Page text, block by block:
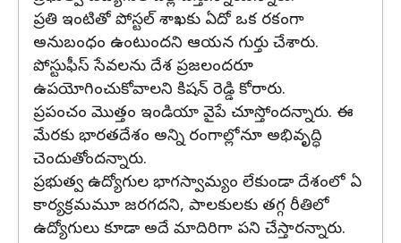
ప్రతి ఇంటితో పోస్టల్ శాఖకు ఏదో ఒక రకంగా
అనుబంధం ఉంటుందని ఆయన గుర్తు చేశారు.
పోస్టుఫీస్ సేవలను దేశ ప్రజలందరూ
ఉపయోగించుకోవాలని కిషన్ రెడ్డి కోరారు.
ప్రపంచం మొత్తం ఇండియా వైపే చూస్తోందన్నారు. ఈ
మేరకు భారతదేశం అన్ని రంగాల్లోనూ అభివృద్ధి
చెందుతోందన్నారు.
ప్రభుత్వ ఉద్యోగుల భాగస్వామ్యం లేకుండా దేశంలో ఏ
కార్యక్రమమూ జరగదని, పాలకులకు తగ్గ రీతిలో
ఉద్యోగులు కూడా అదే మాదిరిగా పని చేస్తారన్నారు.